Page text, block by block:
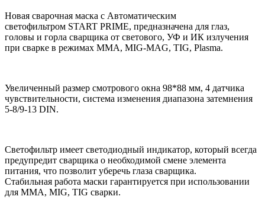
Новая сварочная маска с Автоматическим
светофильтром START PRIME, предназначена для глаз,
головы и горла сварщика от светового, УФ и ИК излучения
при сварке в режимах MMA, MIG-MAG, TIG, Plasma.
Увеличенный размер смотрового окна 98*88 мм, 4 датчика
чувствительности, система изменения диапазона затемнения
5-8/9-13 DIN.
Светофильтр имеет светодиодный индикатор, который всегда
предупредит сварщика о необходимой смене элемента
питания, что позволит уберечь глаза сварщика.
Стабильная работа маски гарантируется при использовании
для ММА, MIG, TIG сварки.